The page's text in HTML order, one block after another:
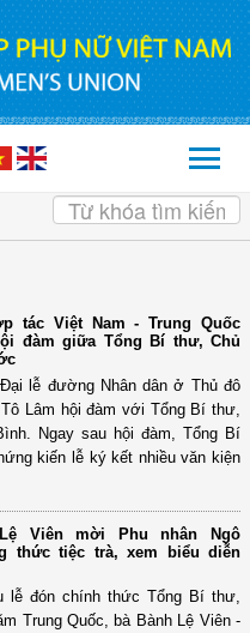
tác Việt Nam - Trung Quốc
đàm giữa Tổng Bí thư, Chủ
lễ đường Nhân dân ở Thủ đô
Lâm hội đàm với Tổng Bí thư,
Ngay sau hội đàm, Tổng Bí
kiến lễ ký kết nhiều văn kiện
Viên mời Phu nhân Ngô
thức tiệc trà, xem biểu diễn
lễ đón chính thức Tổng Bí thư,
Trung Quốc, bà Bành Lệ Viên -